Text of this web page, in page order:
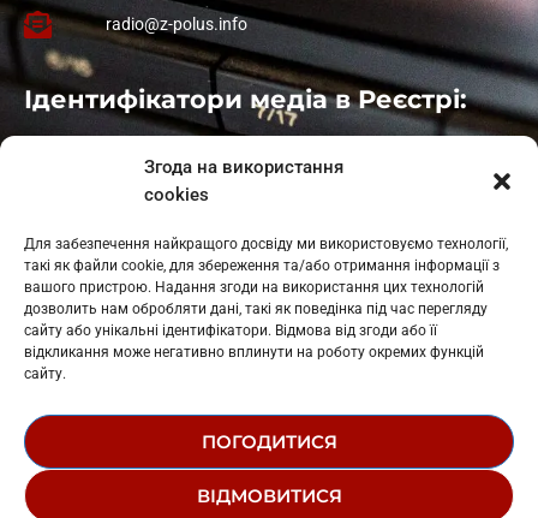
Згода на використання
cookies
Для забезпечення найкращого досвіду ми використовуємо технології,
такі як файли cookie, для збереження та/або отримання інформації з
вашого пристрою. Надання згоди на використання цих технологій
дозволить нам обробляти дані, такі як поведінка під час перегляду
сайту або унікальні ідентифікатори. Відмова від згоди або її
відкликання може негативно вплинути на роботу окремих функцій
сайту.
ПОГОДИТИСЯ
ВІДМОВИТИСЯ
radio@z-polus.info
Ідентифікатори медіа в Реєстрі:
: L11-01410
: L11-01801
Косів: L11-01805
Гарасимів: L11-02274
© 1995-2026 РК «ЗАХІДНИЙ ПОЛЮС»